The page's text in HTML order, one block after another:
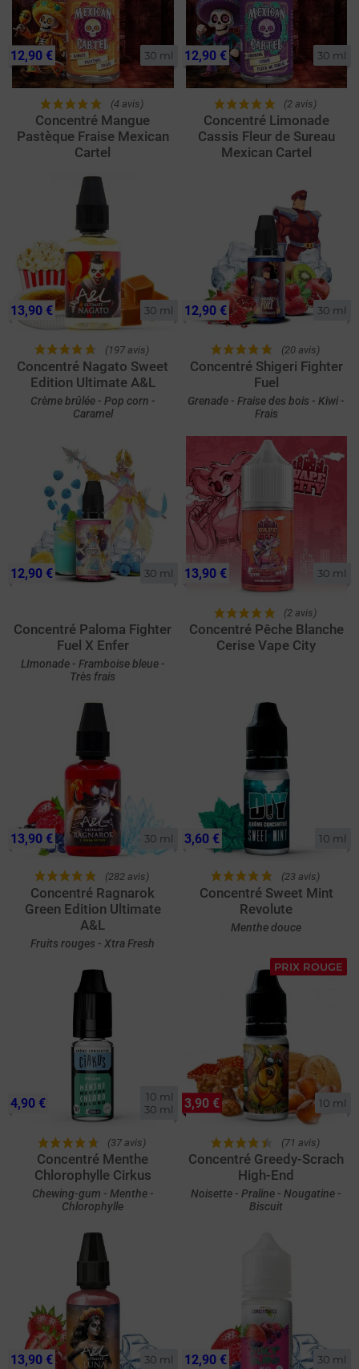
30 ml
(4 avis)
Concentré Mangue
Pastèque Fraise Mexican
Cartel
12,90 € 30 ml
(2 avis)
Concentré Limonade
Cassis Fleur de Sureau
Mexican Cartel
12,90 €
30 ml
(197 avis)
Concentré Nagato Sweet
Edition Ultimate A&L
Crème brûlée - Pop corn -
Caramel
13,90 € 30 ml
(20 avis)
Concentré Shigeri Fighter
Fuel
Grenade - Fraise des bois - Kiwi -
Frais
12,90 €
30 ml
Concentré Paloma Fighter
Fuel X Enfer
LImonade - Framboise bleue -
Très frais
12,90 € 30 ml
(2 avis)
Concentré Pêche Blanche
Cerise Vape City
13,90 €
30 ml
(282 avis)
Concentré Ragnarok
Green Edition Ultimate
A&L
Fruits rouges - Xtra Fresh
13,90 € 10 ml
(23 avis)
Concentré Sweet Mint
Revolute
Menthe douce
3,60 €
10 ml
30 ml
(37 avis)
Concentré Menthe
Chlorophylle Cirkus
Chewing-gum - Menthe -
Chlorophylle
4,90 €
PRIX ROUGE
10 ml
(71 avis)
Concentré Greedy-Scrach
High-End
Noisette - Praline - Nougatine -
Biscuit
3,90 €
30 ml
13,90 € 30 ml
12,90 €